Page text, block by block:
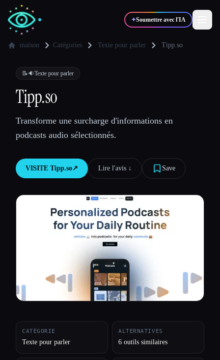
✦Soumettre avec l'IA
✍️Auteurs
💻Développeurs
🎓Étudiants
Comparer les outils
Toutes les catégories
maison Catégories Texte pour parler Tipp.so
📝🔉Texte pour parler
Tipp.so
Transforme une surcharge d'informations en
podcasts audio sélectionnés.
VISITE Tipp.so↗︎ Lire l'avis ↓︎ Save
CATÉGORIE
Texte pour parler
ALTERNATIVES
6 outils similaires